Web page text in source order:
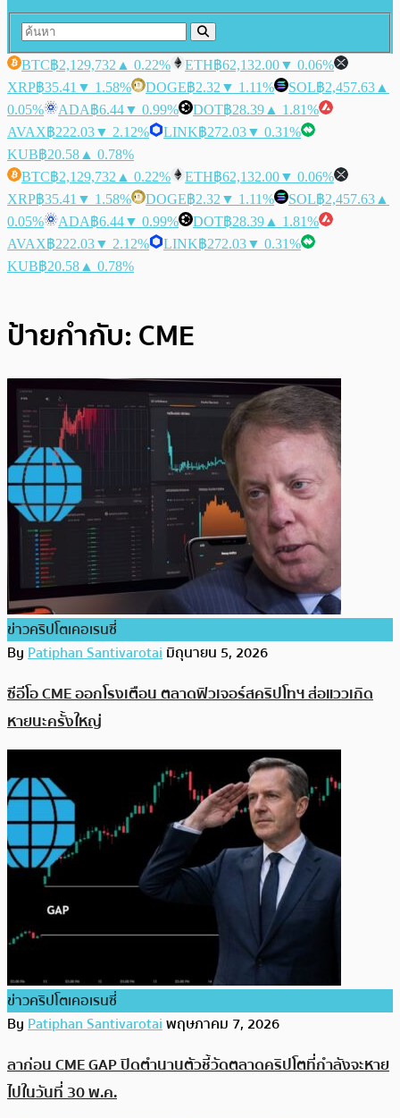
BTC฿2,129,732 ▲ 0.22% ETH฿62,132.00▼ 0.06%
XRP฿35.41 ▼ 1.58% DOGE฿2.32 ▼ 1.11% SOL฿2,457.63 ▲
0.05%
ADA฿6.44▼ 0.99% DOT฿28.39 ▲ 1.81%
AVAX฿222.03▼ 2.12% LINK฿272.03▼ 0.31%
KUB฿20.58 ▲ 0.78%
BTC฿2,129,732 ▲ 0.22% ETH฿62,132.00▼ 0.06%
XRP฿35.41 ▼ 1.58% DOGE฿2.32 ▼ 1.11% SOL฿2,457.63 ▲
0.05%
ADA฿6.44▼ 0.99% DOT฿28.39 ▲ 1.81%
AVAX฿222.03▼ 2.12% LINK฿272.03▼ 0.31%
KUB฿20.58 ▲ 0.78%
ป้ายกำกับ: CME
ข่าวคริปโตเคอเรนซี่
ByPatiphan Santivarotaiมิถุนายน 5, 2026
ซีอีโอ CME ออกโรงเตือน ตลาดฟิวเจอร์สคริปโทฯ ส่อแววเกิด
หายนะครั้งใหญ่
ข่าวคริปโตเคอเรนซี่
ByPatiphan Santivarotaiพฤษภาคม 7, 2026
ลาก่อน CME GAP ปิดตำนานตัวชี้วัดตลาดคริปโตที่กำลังจะหาย
ไปในวันที่ 30 พ.ค.